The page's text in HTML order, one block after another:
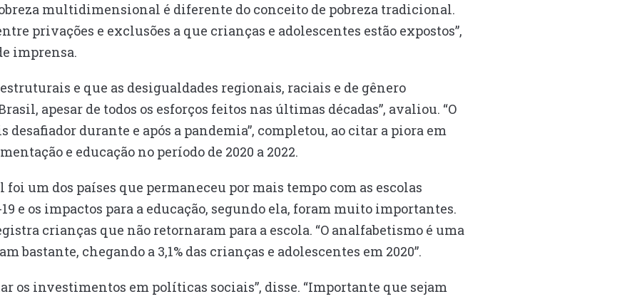
multidimensional é diferente do conceito de pobreza tradicional.
privações e exclusões a que crianças e adolescentes estão expostos”,
imprensa.
estruturais e que as desigualdades regionais, raciais e de gênero
apesar de todos os esforços feitos nas últimas décadas”, avaliou. “O
durante e após a pandemia”, completou, ao citar a piora em
e educação no período de 2020 a 2022.
um dos países que permaneceu por mais tempo com as escolas
e os impactos para a educação, segundo ela, foram muito importantes.
crianças que não retornaram para a escola. “O analfabetismo é uma
bastante, chegando a 3,1% das crianças e adolescentes em 2020”.
os investimentos em políticas sociais”, disse. “Importante que sejam